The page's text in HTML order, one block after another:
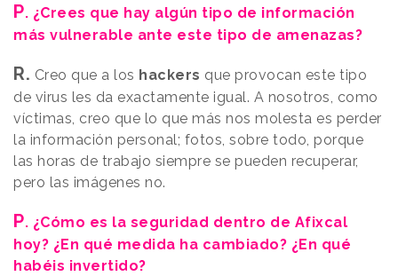
P. ¿Crees que hay algún tipo de información
más vulnerable ante este tipo de amenazas?
R. Creo que a los hackers que provocan este tipo
de virus les da exactamente igual. A nosotros, como
víctimas, creo que lo que más nos molesta es perder
la información personal; fotos, sobre todo, porque
las horas de trabajo siempre se pueden recuperar,
pero las imágenes no.
P. ¿Cómo es la seguridad dentro de Afixcal
hoy? ¿En qué medida ha cambiado? ¿En qué
habéis invertido?